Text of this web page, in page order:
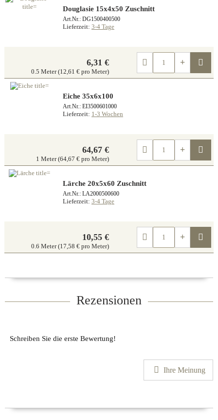
Douglasie 15x4x50 Zuschnitt
Art.Nr.: DG1500400500
Lieferzeit: 3-4 Tage
6,31 €
0.5 Meter (12,61 € pro Meter)
Eiche 35x6x100
Art.Nr.: EI3500601000
Lieferzeit: 1-3 Wochen
64,67 €
1 Meter (64,67 € pro Meter)
Lärche 20x5x60 Zuschnitt
Art.Nr.: LA2000500600
Lieferzeit: 3-4 Tage
10,55 €
0.6 Meter (17,58 € pro Meter)
Rezensionen
Schreiben Sie die erste Bewertung!
Ihre Meinung